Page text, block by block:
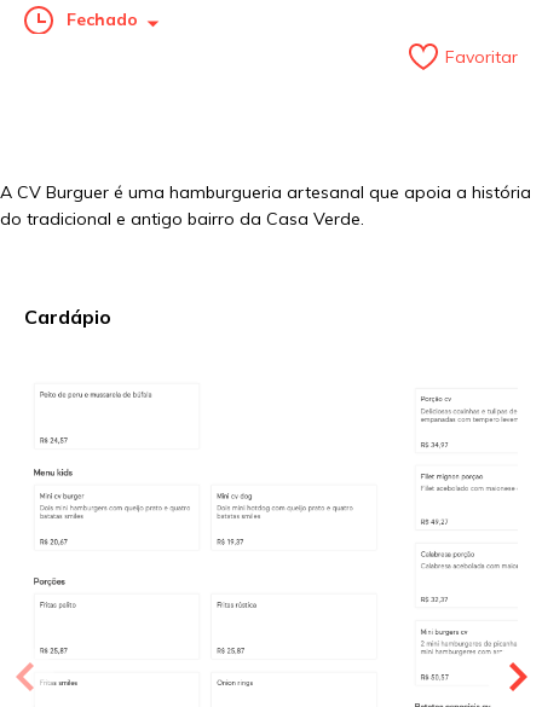
Fechado
Favoritar
A CV Burguer é uma hamburgueria artesanal que apoia a história
do tradicional e antigo bairro da Casa Verde.
Cardápio